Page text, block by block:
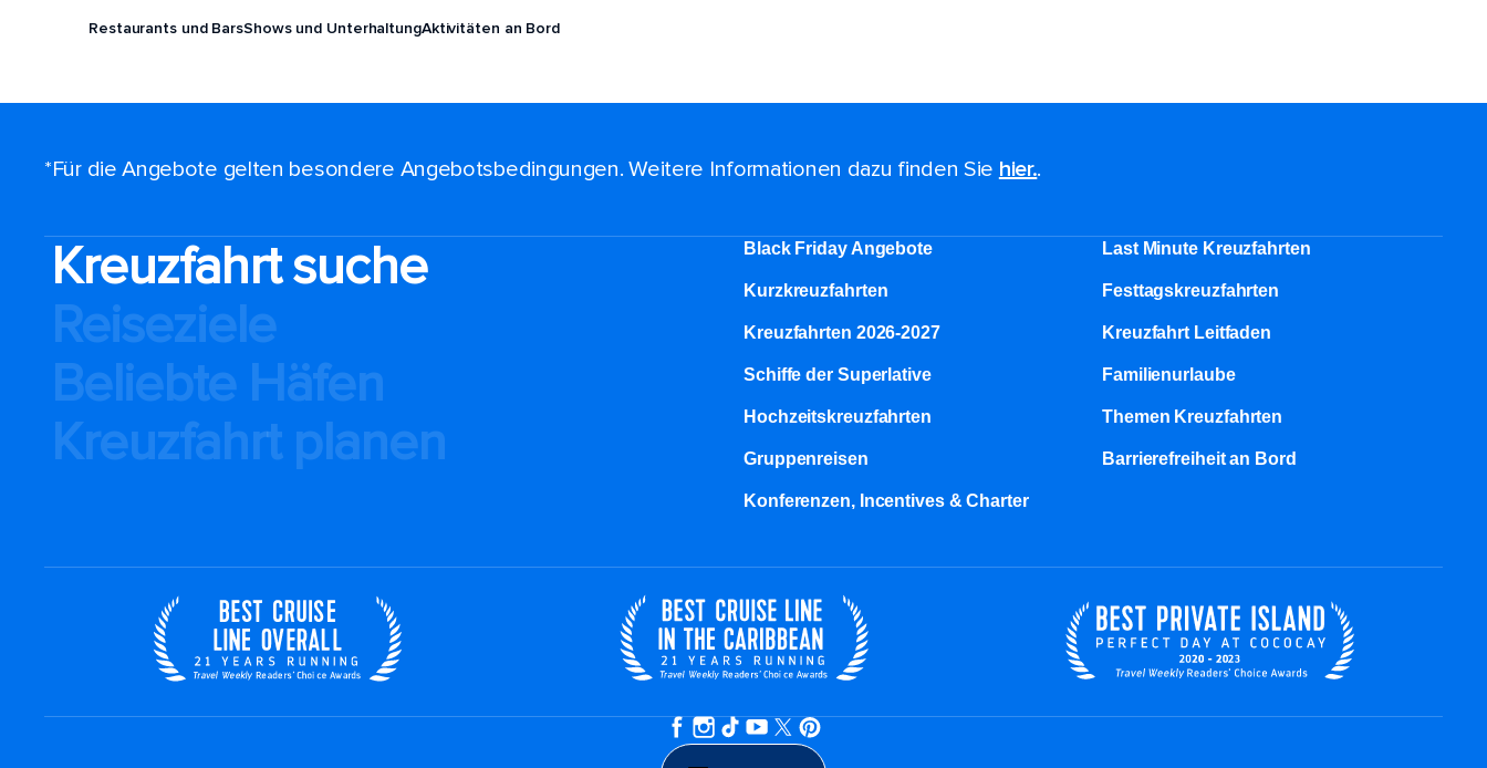
Restaurants und BarsShows und UnterhaltungAktivitäten an Bord
*Für die Angebote gelten besondere Angebotsbedingungen. Weitere Informationen dazu finden Sie hier..
Kreuzfahrt suche
Reiseziele
Beliebte Häfen
Kreuzfahrt planen
Black Friday Angebote Last Minute Kreuzfahrten
Kurzkreuzfahrten​ Festtagskreuzfahrten​
Kreuzfahrten 2026-2027 Kreuzfahrt Leitfaden
Schiffe der Superlative Familienurlaube​
Hochzeitskreuzfahrten Themen Kreuzfahrten
Gruppenreisen Barrierefreiheit an Bord​
Konferenzen, Incentives & Charter